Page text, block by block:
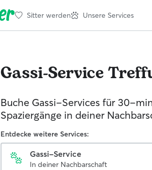
Sitter werden Unsere Services
Gassi-Service
Buche Gassi-Services für 30-
Spaziergänge in deiner
Entdecke weitere Services:
Gassi-Service
In deiner Nachbarschaft